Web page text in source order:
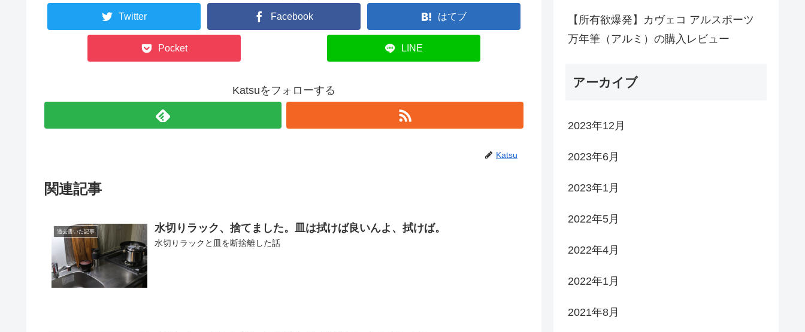
Twitter Facebook はてブ
Pocket LINE
Katsuをフォローする
Katsu
関連記事
過去書いた記事 水切りラック、捨てました。皿は拭けば良いんよ、拭けば。
水切りラックと皿を断捨離した話
【所有欲爆発】カヴェコ アルスポーツ
万年筆（アルミ）の購入レビュー
アーカイブ
2023年12月
2023年6月
2023年1月
2022年5月
2022年4月
2022年1月
2021年8月